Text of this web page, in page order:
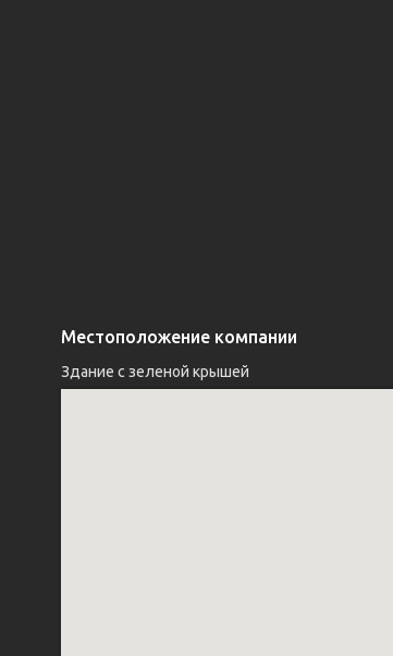
Местоположение компании
Здание с зеленой крышей